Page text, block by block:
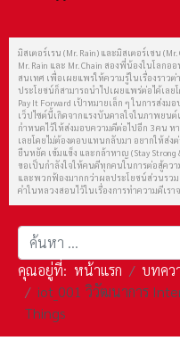
มิสเตอร์เรน (Mr. Rain) และมิสเตอร์เชน (Mr.
Mr. Rain และ Mr. Chain สองพี่น้องในโลก
สนเทศ เพื่อเผยแพร่ให้ความรู้ในเรื่องราว
ประโยชน์ก็สามารถนำไปเผยแพร่ต่อได้เล
Pay It Forward เป้าหมายเล็ก ๆ ในการส่งม
เว็ปไซต์นี้เกิดจากแรงบันดาลใจในภาพยนต์
กำหนดไว้ให้ส่งมอบความดีต่อไปอีก 3 คน ห
เลยโดยไม่ต้องตอบแทนกลับมา อยากให้ส่ง
ยืนหยัด เข้มแข็ง และกล้าหาญ (Stay Strong
ขอเป็นกำลังใจให้คนดีทุกคนในการต่อสู้คว
และพวกฟ้องมากกว่าผลประโยชน์ส่วนรว
คำในหลวงสอนไว้ในเรื่องการทำความดีเร
การค้นหา
คุณอยู่ที่: หน้าแรก บทคว
iot_001 วิวัฒนาการ
Things